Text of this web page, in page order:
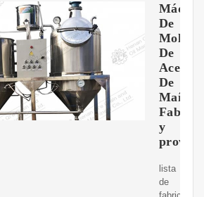
De
Molino
De
Aceite
De
Maíz
y
lista
de